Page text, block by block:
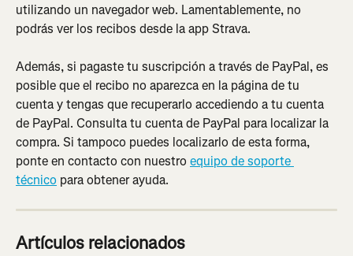
utilizando un navegador web. Lamentablemente, no
podrás ver los recibos desde la app Strava.
Además, si pagaste tu suscripción a través de PayPal, es
posible que el recibo no aparezca en la página de tu
cuenta y tengas que recuperarlo accediendo a tu cuenta
de PayPal. Consulta tu cuenta de PayPal para localizar la
compra. Si tampoco puedes localizarlo de esta forma,
ponte en contacto con nuestro equipo de soporte
técnico para obtener ayuda.
Artículos relacionados